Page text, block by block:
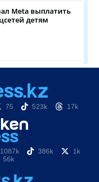
75 523k 17k
1087k 386k
1k
56k